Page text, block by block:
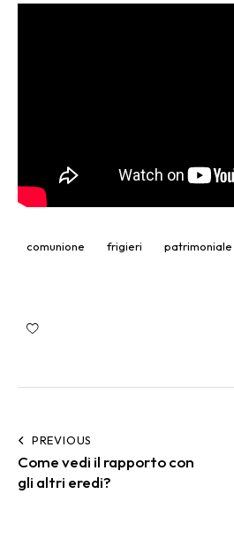
comunione frigieri patrimoniale
PREVIOUS
Come vedi il rapporto con
gli altri eredi?